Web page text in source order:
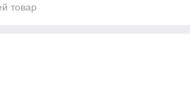
товар